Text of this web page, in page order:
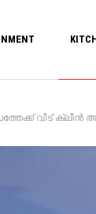
ആക്കേണ്ട.!! |